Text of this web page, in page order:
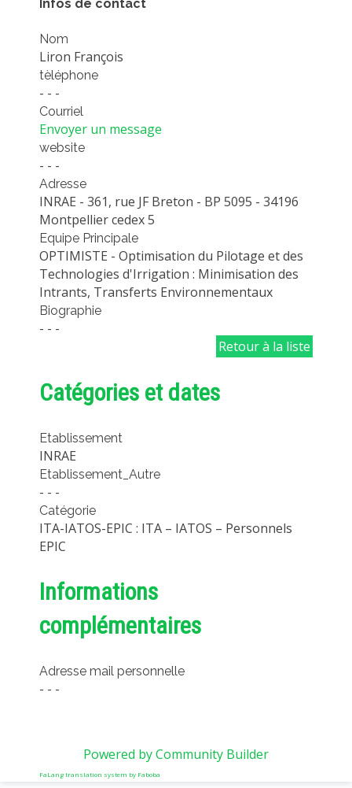
IMPLANTATIONS GÉOGRAPHIQUES
PROJETS EN COURS
PROJETS TERMINÉS
NOS RÉSEAUX SCIENTIFIQUES ET TECHNIQUES
SÉMINAIRES RÉGULIERS
FORMATION
INGÉNIEUR
FORMATION CONTINUE
FORMATION DOCTORALE
THÈSES EN COURS
MOOC
LOGICIELS
HDR
THÈSES
NOTES THÉMATIQUES
Infos de contact
Nom
Liron François
tèléphone
- - -
Courriel
Envoyer un message
website
- - -
Adresse
INRAE - 361, rue JF Breton - BP 5095 - 34196
Montpellier cedex 5
Equipe Principale
OPTIMISTE - Optimisation du Pilotage et des
Technologies d'Irrigation : Minimisation des
Intrants, Transferts Environnementaux
Biographie
- - -
Retour à la liste
Catégories et dates
Etablissement
INRAE
Etablissement_Autre
- - -
Catégorie
ITA-IATOS-EPIC : ITA – IATOS – Personnels
EPIC
Informations
complémentaires
Adresse mail personnelle
- - -
Powered by Community Builder
FaLang translation system by Faboba